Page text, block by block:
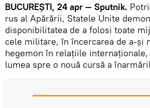
BUCUREȘTI, 24 apr — Sputnik.
rus al Apărării, Statele Unite
disponibilitatea de a folosi toate
cele militare, în încercarea de a-și
hegemon în relațiile
lumea spre o nouă cursă a